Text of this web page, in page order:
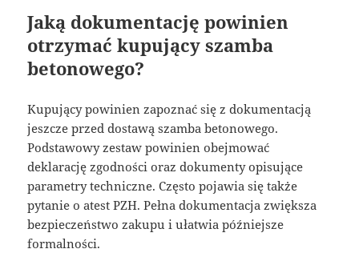
Jaką dokumentację powinien
otrzymać kupujący szamba
betonowego?
Kupujący powinien zapoznać się z dokumentacją
jeszcze przed dostawą szamba betonowego.
Podstawowy zestaw powinien obejmować
deklarację zgodności oraz dokumenty opisujące
parametry techniczne. Często pojawia się także
pytanie o atest PZH. Pełna dokumentacja zwiększa
bezpieczeństwo zakupu i ułatwia późniejsze
formalności.